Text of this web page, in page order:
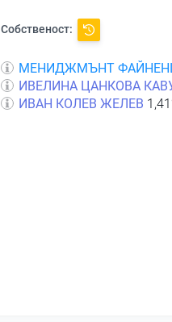
Собственост:
МЕНИДЖМЪНТ
ИВЕЛИНА ЦАНКОВА
ИВАН КОЛЕВ ЖЕЛЕВ